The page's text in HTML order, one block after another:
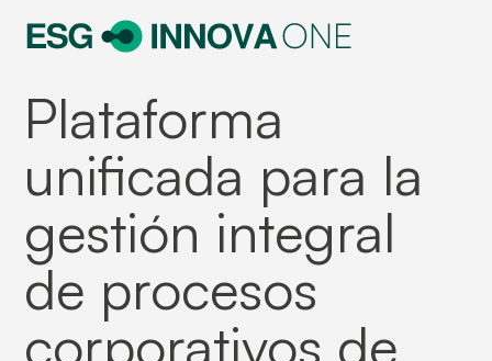
Plataforma
unificada para la
gestión integral
de procesos
corporativos de